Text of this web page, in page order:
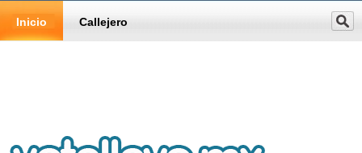
Inicio Callejero